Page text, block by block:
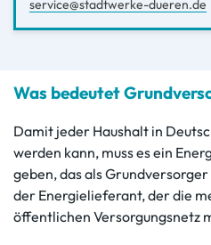
service@stadtwerke-dueren.de
Was bedeutet
Damit jeder Haushalt in
werden kann, muss es ein
geben, das als
der Energielieferant, der die
öffentlichen Versorgungsnetz